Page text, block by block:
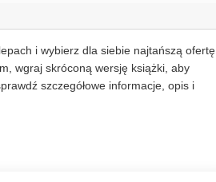
i wybierz dla siebie najtańszą ofertę.
wgraj skróconą wersję książki, aby
szczegółowe informacje, opis i